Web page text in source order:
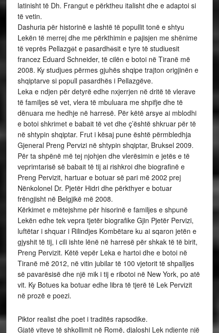
latinisht të Dh. Frangut e përktheu italisht dhe e adaptoi si
të vetin.
Dashuria për historinë e lashtë të popullit tonë e shtyu
Lekën të merrej dhe me përkthimin e pajisjen me shënime
të veprës Pellazgӫt e pasardhӫsit e tyre të studiuesit
francez Eduard Schneider, të cilën e botoi në Tiranë më
2008. Ky studjues përmes gjuhës shqipe trajton origjinën e
shqiptarve si popull pasardhës i Pellazgëve.
Leka e ndjen për detyrë edhe nxjerrjen në dritë të vlerave
të familjes së vet, vlera të mbuluara me shpifje dhe të
dënuara me hedhje në harresë. Për këtë arsye ai mblodhi
e botoi shkrimet e babait të vet dhe ç’është shkruar për të
në shtypin shqiptar. Frut i kësaj pune është përmbledhja
Gjeneral Preng Pervizi në shtypin shqiptar, Bruksel 2009.
Për ta shpënë më tej njohjen dhe vlerësimin e jetës e të
veprimtarisë së babait të tij ai rishkroi dhe biografinë e
Preng Pervizit, hartuar e botuar së pari më 2002 prej
Nënkolonel Dr. Pjetër Hidri dhe përkthyer e botuar
frëngjisht në Belgjikë më 2008.
Kërkimet e mëtejshme për hisorinë e familjes e shpunë
Lekën edhe tek vepra tjetër biografike Gjin Pjetër Pervizi,
luftëtar i shquar i Rilindjes Kombëtare ku ai sqaron jetën e
gjyshit të tij, i cili ishte lënë në harresë për shkak të të birit,
Preng Pervizit. Këtë vepër Leka e hartoi dhe e botoi në
Tiranë më 2012, në vitin jubilar të 100 vjetorit të shpalljes
së pavarësisë dhe një mik i tij e ribotoi në New York, po atë
vit. Ky Botues ka botuar edhe libra të tjerë të Lek Pervizit
në prozë e poezi.
Piktor realist dhe poet i traditës rapsodike.
Gjatë viteve të shkollimit në Romë, djaloshi Lek ndjente një